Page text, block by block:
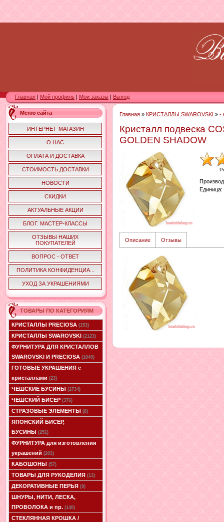
Главная Мой профиль Мои заказы Выход
Меню сайта
ИНТЕРНЕТ-МАГАЗИН
О НАС
ОПЛАТА И ДОСТАВКА
СТОИМОСТЬ ДОСТАВКИ
НОВОСТИ
СКИДКИ
АКТУАЛЬНЫЕ АКЦИИ
БЛОГ. МАСТЕР-КЛАССЫ
ОТЗЫВЫ НАШИХ
ПОКУПАТЕЛЕЙ
ВОПРОС - ОТВЕТ
ПОЛИТИКА КОНФИДЕНЦИА...
УХОД ЗА УКРАШЕНИЯМИ
ТОВАРЫ ПО КАТЕГОРИЯМ
КРИСТАЛЛЫ PRECIOSA (153)
КРИСТАЛЛЫ SWAROVSKI (2123)
ФУРНИТУРА ДЛЯ КРИСТАЛЛОВ
SWAROVSKI И PRECIOSA (1040)
ГОТОВЫЕ УКРАШЕНИЯ с
кристаллами (23)
ЧЕШСКИЕ БУСИНЫ (1734)
ЧЕШСКИЙ БИСЕР (376)
СТРАЗОВЫЕ ЭЛЕМЕНТЫ (8)
ЯПОНСКИЙ БИСЕР,
БУСИНЫ (251)
ФУРНИТУРА для изготовления
украшений (203)
КАБОШОНЫ (57)
ТОВАРЫ ДЛЯ РУКОДЕЛИЯ (13)
ДЕКОРАТИВНЫЕ ПЕРЬЯ (9)
ШНУРЫ, НИТИ, ЛЕСКА,
ПРОВОЛОКА и пр. (140)
СТЕКЛЯННАЯ КРОШКА /
Главная » КРИСТАЛЛЫ SWAROVSKI » -
Кристалл подвеска
GOLDEN SHADOW
Единица:
Описание Отзывы